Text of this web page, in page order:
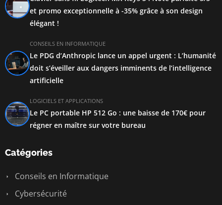
et promo exceptionnelle à -35% grâce à son design
élégant !
CONSEILS EN INFORMATIQUE
Le PDG d’Anthropic lance un appel urgent : L’humanité
doit s’éveiller aux dangers imminents de l’intelligence
artificielle
LOGICIELS ET APPLICATIONS
Le PC portable HP 512 Go : une baisse de 170€ pour
régner en maître sur votre bureau
Catégories
Conseils en Informatique
Cybersécurité